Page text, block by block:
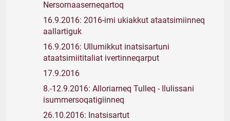
Nersornaaserneqartoq
16.9.2016: 2016-imi ukiakkut ataatsimiinneq
aallartiguk
16.9.2016: Ullumikkut inatsisartuni
ataatsimiititaliat ivertinneqarput
17.9.2016
8.-12.9.2016: Alloriarneq Tulleq - Ilulissani
isummersoqatigiinneq
26.10.2016: Inatsisartut